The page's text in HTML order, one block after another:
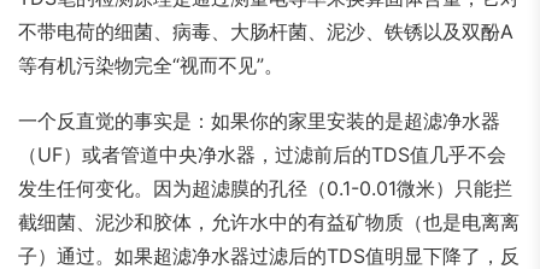
不带电荷的细菌、病毒、大肠杆菌、泥沙、铁锈以及双酚A
等有机污染物完全“视而不见”。
一个反直觉的事实是：如果你的家里安装的是超滤净水器
（UF）或者管道中央净水器，过滤前后的TDS值几乎不会
发生任何变化。因为超滤膜的孔径（0.1-0.01微米）只能拦
截细菌、泥沙和胶体，允许水中的有益矿物质（也是电离离
子）通过。如果超滤净水器过滤后的TDS值明显下降了，反